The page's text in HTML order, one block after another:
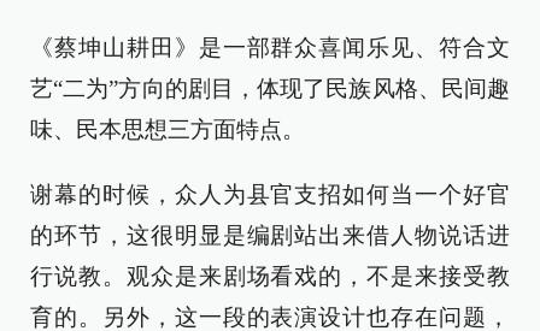
《蔡坤山耕田》是一部群众喜闻乐见、符合文
艺“二为”方向的剧目，体现了民族风格、民间趣
味、民本思想三方面特点。
谢幕的时候，众人为县官支招如何当一个好官
的环节，这很明显是编剧站出来借人物说话进
行说教。观众是来剧场看戏的，不是来接受教
育的。另外，这一段的表演设计也存在问题，